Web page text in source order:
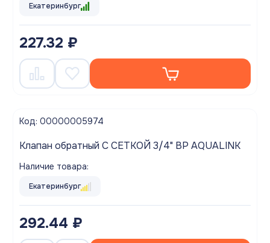
Екатеринбург
227.32 ₽
Код: 00000005974
Клапан обратный С СЕТКОЙ 3/4" ВР AQUALINK
Наличие товара:
Екатеринбург
292.44 ₽